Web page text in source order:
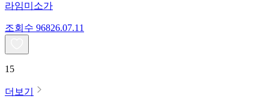
라임미소가
조회수 96826.07.11
15
더보기